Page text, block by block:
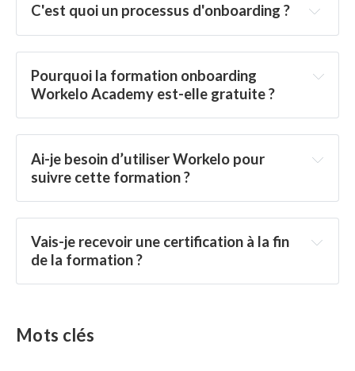
C'est quoi un processus d'onboarding ?
Pourquoi la formation onboarding
Workelo Academy est-elle gratuite ?
Ai-je besoin d’utiliser Workelo pour
suivre cette formation ?
Vais-je recevoir une certification à la fin
de la formation ?
Mots clés